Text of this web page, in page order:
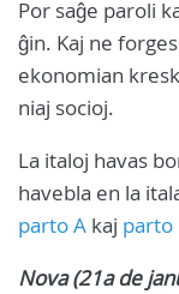
Por saĝe paroli
ĝin. Kaj ne
ekonomian
niaj socioj.
La italoj havas
havebla en la
parto A kaj parto
Nova (21a de